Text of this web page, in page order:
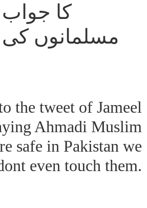
کا
مسلمانوں
the tweet of Jameel
Ahmadi Muslim
safe in Pakistan we
even touch them.